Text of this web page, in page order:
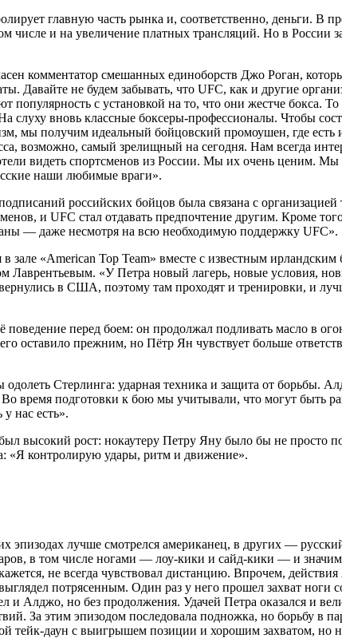
главную часть рынка и, соответственно, деньги.
и на увеличение платных трансляций. Но в России
комментатор смешанных единоборств Джо Роган,
не будем забывать, что UFC, как и другие
с установкой на то, что они жестче бокса. То
слуху вновь классные боксеры-профессионалы. Чтобы
мы получим идеальный бойцовский промоушен, где есть
возможно, самый зрелищный на сегодня. Нам всегда
видеть спортсменов из России. Мы их очень ценим.
наши любимые враги».
российских бойцов была связана с
и UFC стал отдавать предпочтение другим. Кроме
— даже несмотря на всю необходимую поддержку UFC».
«American Top Team» вместе с известным
«У Петра новый лагерь, новые условия,
в США, поэтому там проходят и тренировки, и
перед боем: он продолжал подливать масло в
оставило прежним, но Пётр Ян чувствует больше
Стерлинга: ударная техника и защита от борьбы.
Во время подготовки к бою мы учитывали, что могут быть
нас есть».
высокий рост: нокаутеру Петру Яну было бы не просто
«Я контролирую удары, ритм и движение».
эпизодах лучше смотрелся американец, в других —
в том числе ногами — лоу-кики и сайд-кики — и
не всегда чувствовал дистанцию. Впрочем,
потрясенным. Один раз у него прошел захват ноги
и Алджо, но без продолжения. Удачей Петра оказался и
За этим эпизодом последовала подножка, но борьбу в
тейк-даун с выигрышем позиции и хорошим захватом, но